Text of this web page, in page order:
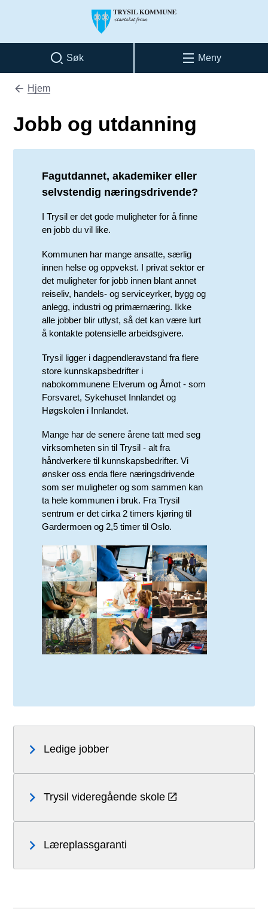
Trysil kommune
Søk Meny
Du er her:
Hjem
Jobb og utdanning
Fagutdannet, akademiker eller
selvstendig næringsdrivende?
I Trysil er det gode muligheter for å finne
en jobb du vil like.
Kommunen har mange ansatte, særlig
innen helse og oppvekst. I privat sektor er
det muligheter for jobb innen blant annet
reiseliv, handels- og serviceyrker, bygg og
anlegg, industri og primærnæring. Ikke
alle jobber blir utlyst, så det kan være lurt
å kontakte potensielle arbeidsgivere.
Trysil ligger i dagpendleravstand fra flere
store kunnskapsbedrifter i
nabokommunene Elverum og Åmot - som
Forsvaret, Sykehuset Innlandet og
Høgskolen i Innlandet.
Mange har de senere årene tatt med seg
virksomheten sin til Trysil - alt fra
håndverkere til kunnskapsbedrifter. Vi
ønsker oss enda flere næringsdrivende
som ser muligheter og som sammen kan
ta hele kommunen i bruk. Fra Trysil
sentrum er det cirka 2 timers kjøring til
Gardermoen og 2,5 timer til Oslo.
Ledige jobber
Trysil videregående skole
Læreplassgaranti